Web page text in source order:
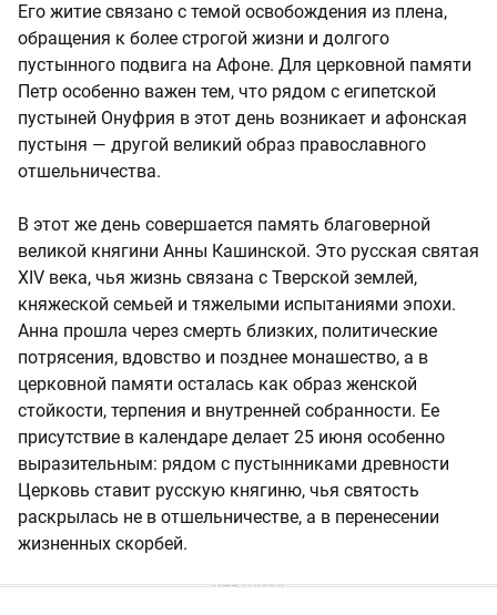
Его житие связано с темой освобождения из плена,
обращения к более строгой жизни и долгого
пустынного подвига на Афоне. Для церковной памяти
Петр особенно важен тем, что рядом с египетской
пустыней Онуфрия в этот день возникает и афонская
пустыня — другой великий образ православного
отшельничества.
В этот же день совершается память благоверной
великой княгини Анны Кашинской. Это русская святая
XIV века, чья жизнь связана с Тверской землей,
княжеской семьей и тяжелыми испытаниями эпохи.
Анна прошла через смерть близких, политические
потрясения, вдовство и позднее монашество, а в
церковной памяти осталась как образ женской
стойкости, терпения и внутренней собранности. Ее
присутствие в календаре делает 25 июня особенно
выразительным: рядом с пустынниками древности
Церковь ставит русскую княгиню, чья святость
раскрылась не в отшельничестве, а в перенесении
жизненных скорбей.